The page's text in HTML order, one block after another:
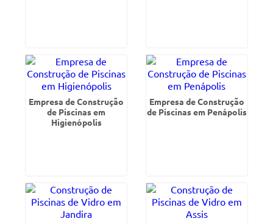
Empresa de Construção
de Piscinas em
Higienópolis
Empresa de Construção
de Piscinas em Penápolis